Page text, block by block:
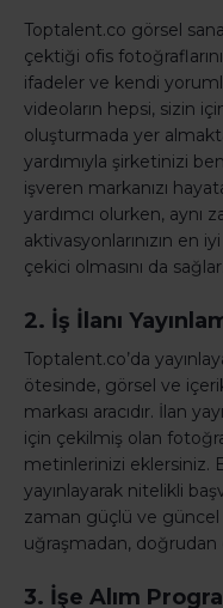
Toptalent.co görsel
çektiği ofis
ifadeler ve kendi
videoların hepsi, sizin
oluşturmada yer
yardımıyla şirketinizi
işveren markanızı
yardımcı olurken, aynı
aktivasyonlarınızın en
çekici olmasını da sağlar.
2. İş İlanı
Toptalent.co’da
ötesinde, görsel ve
markası aracıdır. İlan
için çekilmiş olan
metinlerinizi eklersiniz.
yayınlayarak nitelikli
zaman güçlü ve güncel
uğraşmadan, doğrudan
3. İşe Alım